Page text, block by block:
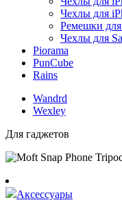
Чехлы для
Ремешки для
Чехлы для
Piorama
PunCube
Rains
Wandrd
Wexley
Для гаджетов
Аксессуары